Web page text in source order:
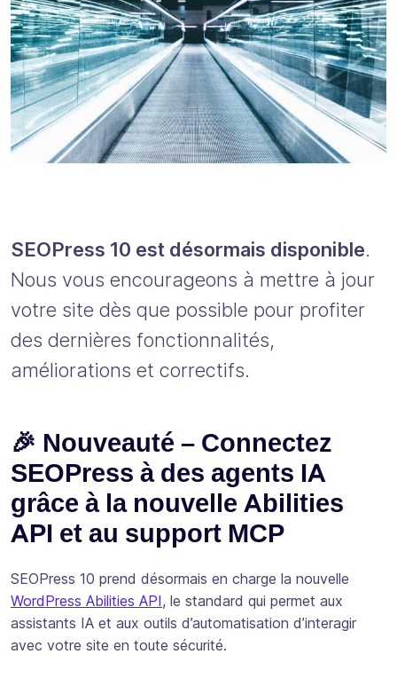
SEOPress 10 est désormais disponible.
Nous vous encourageons à mettre à jour
votre site dès que possible pour profiter
des dernières fonctionnalités,
améliorations et correctifs.
🎉 Nouveauté – Connectez
SEOPress à des agents IA
grâce à la nouvelle Abilities
API et au support MCP
SEOPress 10 prend désormais en charge la nouvelle
WordPress Abilities API, le standard qui permet aux
assistants IA et aux outils d’automatisation d’interagir
avec votre site en toute sécurité.